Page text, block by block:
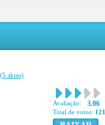
skins)
Avaliação: 3.06
Total de votos: 121